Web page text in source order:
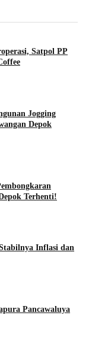
Satpol PP
Jogging
Depok
Terhenti!
Inflasi dan
Pancawaluya